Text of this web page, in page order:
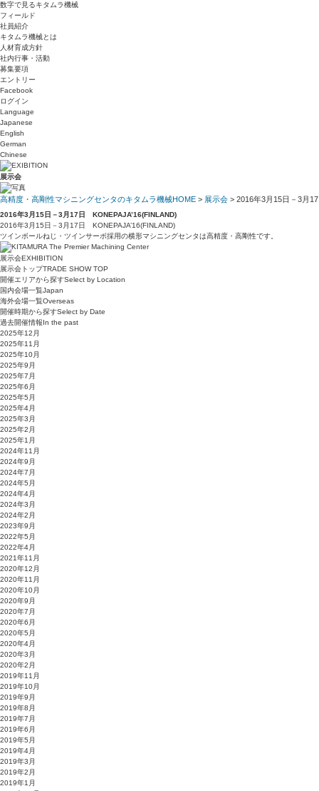
数字で見るキタムラ機械
フィールド
社員紹介
キタムラ機械とは
人材育成方針
社内行事・活動
募集要項
エントリー
Facebook
ログイン
Language
Japanese
English
German
Chinese
展示会
高精度・高剛性マシニングセンタのキタムラ機械HOME > 展示会 > 2016年3月15日－3月
2016年3月15日－3月17日 KONEPAJA’16(FINLAND)
2016年3月15日－3月17日 KONEPAJA’16(FINLAND)
ツインボールねじ・ツインサーボ採用の横形マシニングセンタは高精度・高剛性です。
展示会EXHIBITION
展示会トップTRADE SHOW TOP
開催エリアから探すSelect by Location
国内会場一覧Japan
海外会場一覧Overseas
開催時期から探すSelect by Date
過去開催情報In the past
2025年12月
2025年11月
2025年10月
2025年9月
2025年7月
2025年6月
2025年5月
2025年4月
2025年3月
2025年2月
2025年1月
2024年11月
2024年9月
2024年7月
2024年5月
2024年4月
2024年3月
2024年2月
2023年9月
2022年5月
2022年4月
2021年11月
2020年12月
2020年11月
2020年10月
2020年9月
2020年7月
2020年6月
2020年5月
2020年4月
2020年3月
2020年2月
2019年11月
2019年10月
2019年9月
2019年8月
2019年7月
2019年6月
2019年5月
2019年4月
2019年3月
2019年2月
2019年1月